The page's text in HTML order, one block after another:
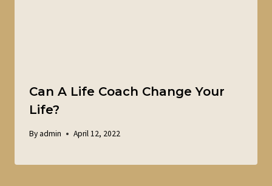
Can A Life Coach Change Your
Life?
Byadmin April 12, 2022